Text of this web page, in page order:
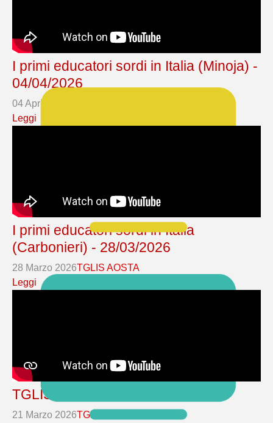
I primi educatori sordi in Italia (Minoja) -
04/04/2026
04 Aprile 2026
Leggi
I primi educatori sordi in Italia
(Carbonieri) - 28/03/2026
28 Marzo 2026TGLIS AOSTA
Leggi
TGLIS Notizie - 21/03/2026
21 Marzo 2026TGLIS AOSTA